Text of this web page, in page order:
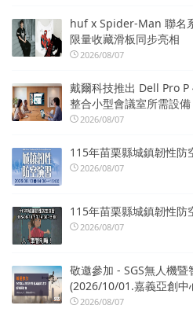
huf x Spider-Man 聯名
限量收藏滑板同步亮相
2026/08/07
戴爾科技推出 Dell Pro
整合小型會議室所需設備
2026/08/07
115年苗栗縣城鎮韌性防
2026/08/07
115年苗栗縣城鎮韌性防
2026/08/07
敬邀參加 - SGS無人機
(2026/10/01.嘉義亞創中
2026/08/07